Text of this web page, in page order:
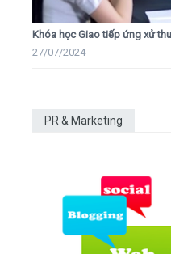
Khóa học Giao tiếp ứng xử
27/07/2024
PR & Marketing